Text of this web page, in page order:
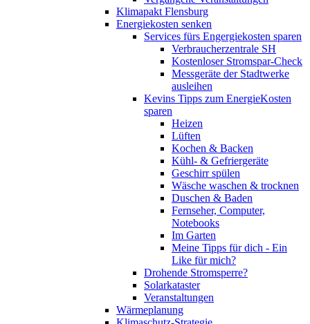
Klimapakt Flensburg
Energiekosten senken
Services fürs Engergiekosten sparen
Verbraucherzentrale SH
Kostenloser Stromspar-Check
Messgeräte der Stadtwerke
ausleihen
Kevins Tipps zum EnergieKosten
sparen
Heizen
Lüften
Kochen & Backen
Kühl- & Gefriergeräte
Geschirr spülen
Wäsche waschen & trocknen
Duschen & Baden
Fernseher, Computer,
Notebooks
Im Garten
Meine Tipps für dich - Ein
Like für mich?
Drohende Stromsperre?
Solarkataster
Veranstaltungen
Wärmeplanung